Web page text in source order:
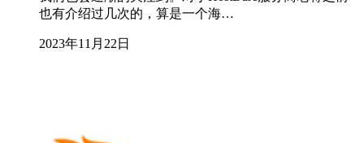
也有介绍过几次的，算是一个海…
2023年11月22日